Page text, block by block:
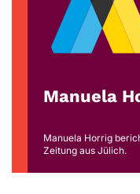
Manuela
Manuela Horrig
Zeitung aus Jülich.